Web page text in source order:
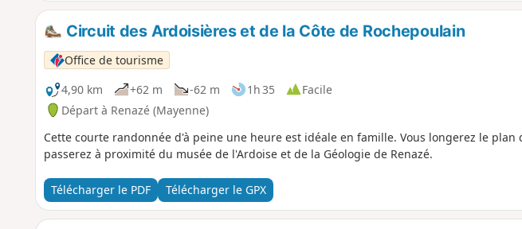
Circuit des Ardoisières et de la Côte de Rochepoulain
Office de tourisme
4,90 km
+62 m -62 m 1h 35
Facile
Départ à Renazé (Mayenne)
Cette courte randonnée d'à peine une heure est idéale en famille. Vous longerez le plan
passerez à proximité du musée de l'Ardoise et de la Géologie de Renazé.
Télécharger le PDF Télécharger le GPX